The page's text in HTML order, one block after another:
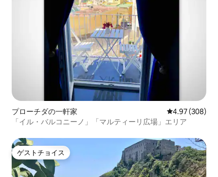
プローチダの一軒家 レビュー308
4.97 (308)
「イル・バルコニーノ」「マルティーリ広場」エリア
ゲストチョイス
ゲストチョイス